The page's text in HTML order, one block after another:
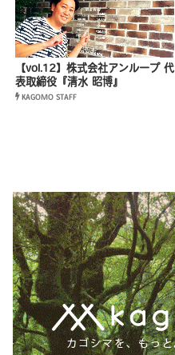
【vol.12】株式会社アンループ 代
表取締役『清水 昭博』
KAGOMO STAFF